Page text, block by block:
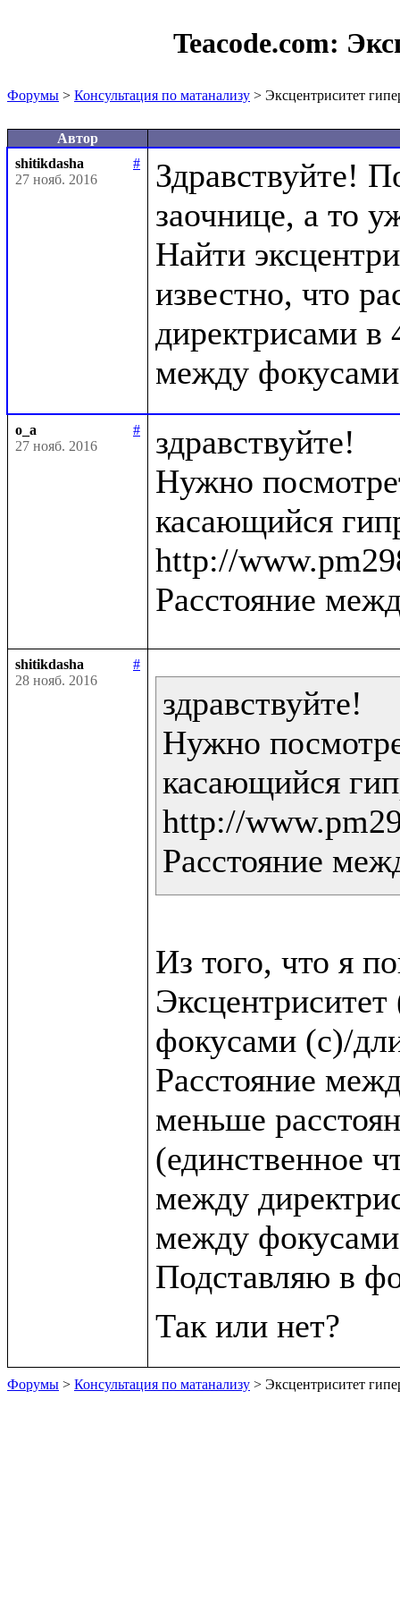
Teacode.com:
Форумы > Консультация по матанализу > Эксцентриситет
Автор
shitikdasha
#
27 нояб. 2016
Здравствуйте!
заочнице, а то
Найти
известно, что
директрисами в
o_a
#
27 нояб. 2016
здравствуйте!
Нужно
касающийся
http://
Расстояние
shitikdasha
#
28 нояб. 2016
здравствуйте!
Нужно
касающийся
http://
Расстояние
Из того, что я
фокусами (c)/
Расстояние
меньше
(единственное
между
между
Подставляю в
Форумы > Консультация по матанализу > Эксцентриситет